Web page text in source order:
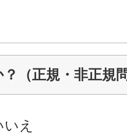
（正規・非正規
いえ